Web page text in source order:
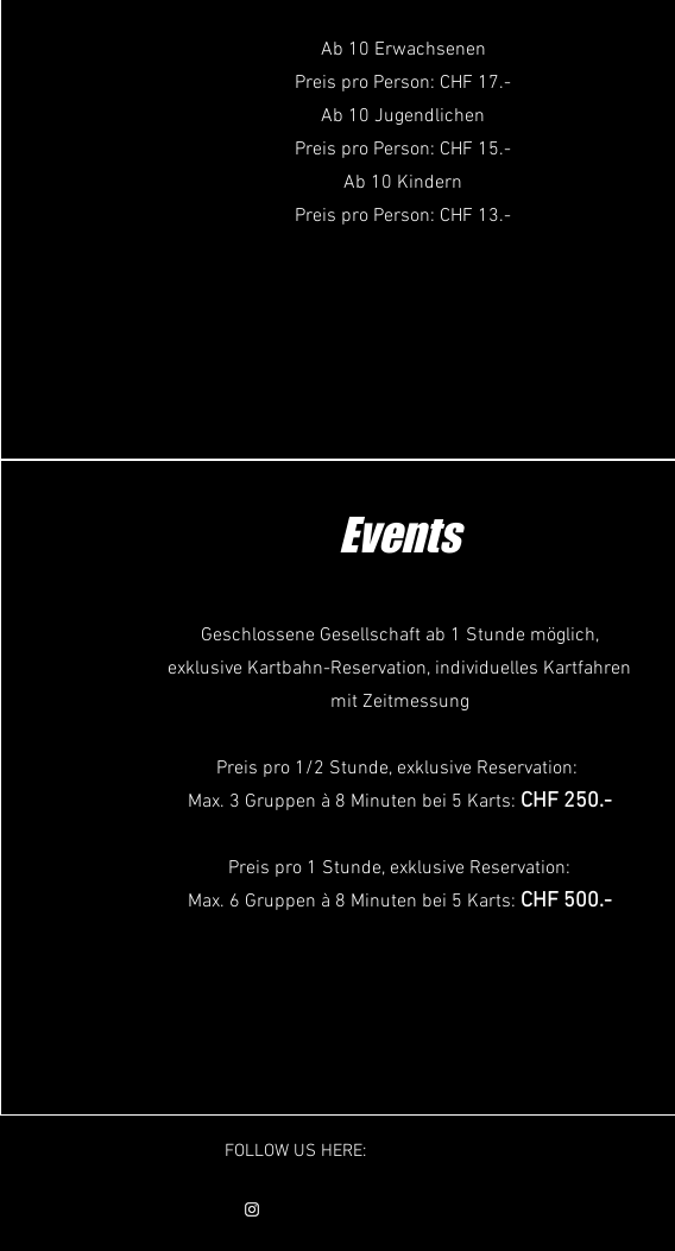
Ab 10 Erwachsenen
Preis pro Person: CHF 17.-
Ab 10 Jugendlichen
Preis pro Person: CHF 15.-
Ab 10 Kindern
Preis pro Person: CHF 13.-
Events
Geschlossene Gesellschaft ab 1 Stunde möglich,
exklusive Kartbahn-Reservation, individuelles Kartfahren
mit Zeitmessung
Preis pro 1/2 Stunde, exklusive Reservation:
Max. 3 Gruppen à 8 Minuten bei 5 Karts: CHF 250.-
Preis pro 1 Stunde, exklusive Reservation:
Max. 6 Gruppen à 8 Minuten bei 5 Karts: CHF 500.-
FOLLOW US HERE: